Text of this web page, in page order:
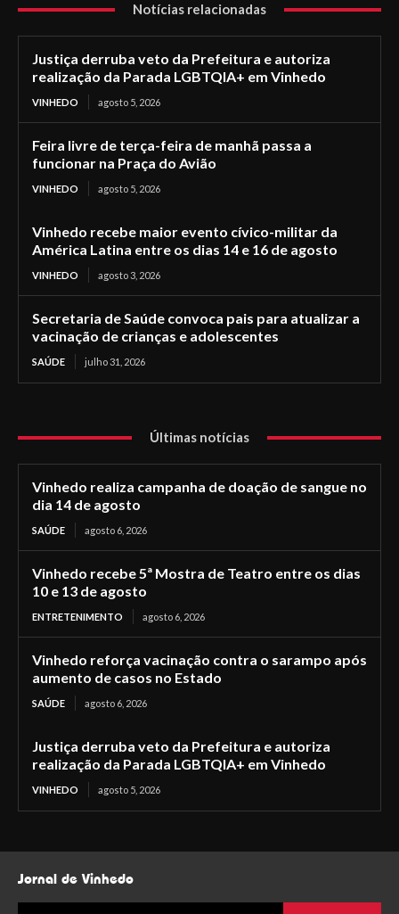
Notícias relacionadas
Justiça derruba veto da Prefeitura e autoriza
realização da Parada LGBTQIA+ em Vinhedo
VINHEDO agosto 5, 2026
Feira livre de terça-feira de manhã passa a
funcionar na Praça do Avião
VINHEDO agosto 5, 2026
Vinhedo recebe maior evento cívico-militar da
América Latina entre os dias 14 e 16 de agosto
VINHEDO agosto 3, 2026
Secretaria de Saúde convoca pais para atualizar a
vacinação de crianças e adolescentes
SAÚDE julho 31, 2026
Últimas notícias
Vinhedo realiza campanha de doação de sangue no
dia 14 de agosto
SAÚDE agosto 6, 2026
Vinhedo recebe 5ª Mostra de Teatro entre os dias
10 e 13 de agosto
ENTRETENIMENTO agosto 6, 2026
Vinhedo reforça vacinação contra o sarampo após
aumento de casos no Estado
SAÚDE agosto 6, 2026
Justiça derruba veto da Prefeitura e autoriza
realização da Parada LGBTQIA+ em Vinhedo
VINHEDO agosto 5, 2026
Jornal de Vinhedo